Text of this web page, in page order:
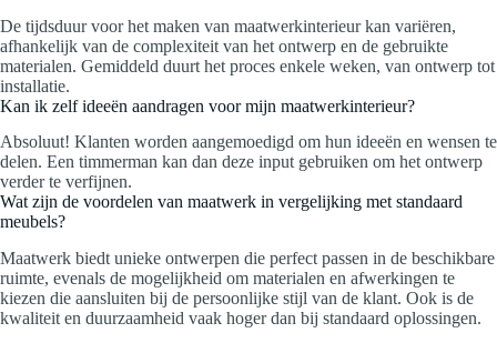
De tijdsduur voor het maken van maatwerkinterieur kan variëren,
afhankelijk van de complexiteit van het ontwerp en de gebruikte
materialen. Gemiddeld duurt het proces enkele weken, van ontwerp tot
installatie.
Kan ik zelf ideeën aandragen voor mijn maatwerkinterieur?
Absoluut! Klanten worden aangemoedigd om hun ideeën en wensen te
delen. Een timmerman kan dan deze input gebruiken om het ontwerp
verder te verfijnen.
Wat zijn de voordelen van maatwerk in vergelijking met standaard
meubels?
Maatwerk biedt unieke ontwerpen die perfect passen in de beschikbare
ruimte, evenals de mogelijkheid om materialen en afwerkingen te
kiezen die aansluiten bij de persoonlijke stijl van de klant. Ook is de
kwaliteit en duurzaamheid vaak hoger dan bij standaard oplossingen.